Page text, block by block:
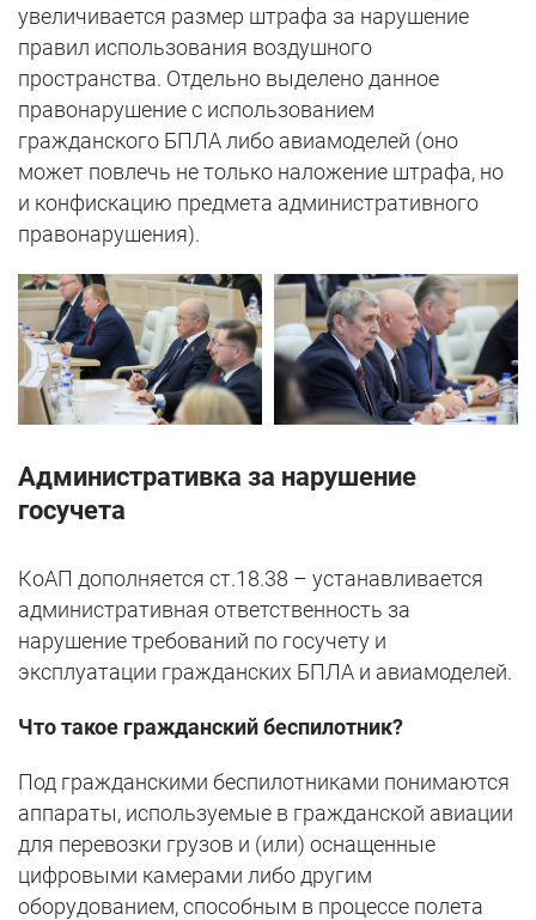
увеличивается размер штрафа за нарушение
правил использования воздушного
пространства. Отдельно выделено данное
правонарушение с использованием
гражданского БПЛА либо авиамоделей (оно
может повлечь не только наложение штрафа, но
и конфискацию предмета административного
правонарушения).
Административка за нарушение
госучета
КоАП дополняется ст.18.38 – устанавливается
административная ответственность за
нарушение требований по госучету и
эксплуатации гражданских БПЛА и авиамоделей.
Что такое гражданский беспилотник?
Под гражданскими беспилотниками понимаются
аппараты, используемые в гражданской авиации
для перевозки грузов и (или) оснащенные
цифровыми камерами либо другим
оборудованием, способным в процессе полета